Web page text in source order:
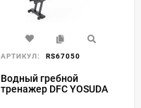
АРТИКУЛ: RS67050
Водный гребной
тренажер DFC YOSUDA